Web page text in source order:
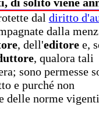
dal diritto
dalla
, dell'editoree,
, qualora tali
sono permesse
e purché non
delle norme